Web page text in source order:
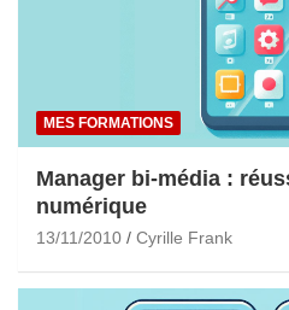
MES FORMATIONS
Manager bi-média :
numérique
13/11/2010 Cyrille Frank